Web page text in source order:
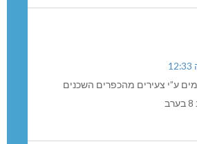
ע”י צעירים מהכפרים השכנים